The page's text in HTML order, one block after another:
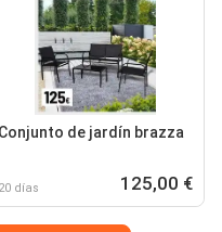
Conjunto de jardín brazza
20 días 125,00 €